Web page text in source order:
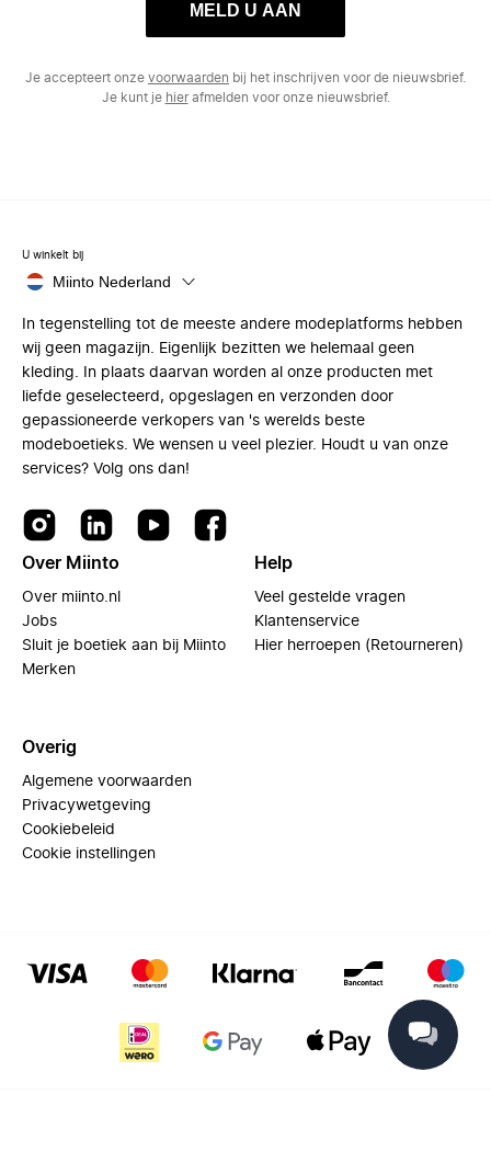
MELD U AAN
Je accepteert onze voorwaarden bij het inschrijven voor de nieuwsbrief.
Je kunt je hierafmelden voor onze nieuwsbrief.
U winkelt bij
Miinto Nederland
In tegenstelling tot de meeste andere modeplatforms hebben
wij geen magazijn. Eigenlijk bezitten we helemaal geen
kleding. In plaats daarvan worden al onze producten met
liefde geselecteerd, opgeslagen en verzonden door
gepassioneerde verkopers van 's werelds beste
modeboetieks. We wensen u veel plezier. Houdt u van onze
services? Volg ons dan!
Over Miinto
Over miinto.nl
Jobs
Sluit je boetiek aan bij Miinto
Merken
Help
Veel gestelde vragen
Klantenservice
Hier herroepen (Retourneren)
Overig
Algemene voorwaarden
Privacywetgeving
Cookiebeleid
Cookie instellingen